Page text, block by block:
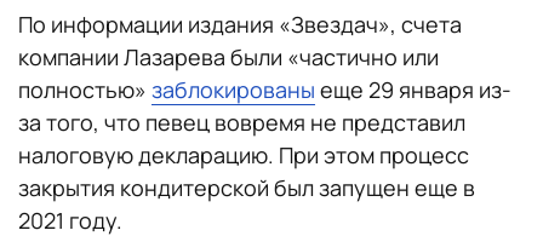
По информации издания «Звездач», счета
компании Лазарева были «частично или
полностью» заблокированы еще 29 января из-
за того, что певец вовремя не представил
налоговую декларацию. При этом процесс
закрытия кондитерской был запущен еще в
2021 году.